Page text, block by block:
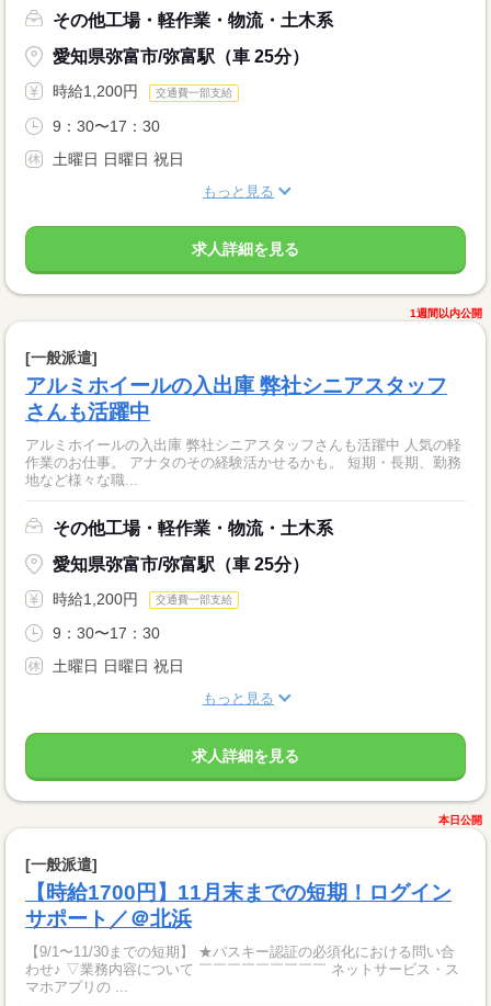
その他工場・軽作業・物流・土木系
愛知県弥富市/弥富駅（車 25分）
時給1,200円 交通費一部支給
9：30〜17：30
土曜日 日曜日 祝日
もっと見る
求人詳細を見る
1週間以内公開
[一般派遣]
アルミホイールの入出庫 弊社シニアスタッフ
さんも活躍中
アルミホイールの入出庫 弊社シニアスタッフさんも活躍中 人気の軽
作業のお仕事。 アナタのその経験活かせるかも。 短期・長期、勤務
地など様々な職...
その他工場・軽作業・物流・土木系
愛知県弥富市/弥富駅（車 25分）
時給1,200円 交通費一部支給
9：30〜17：30
土曜日 日曜日 祝日
もっと見る
求人詳細を見る
本日公開
[一般派遣]
【時給1700円】11月末までの短期！ログイン
サポート／＠北浜
【9/1〜11/30までの短期】 ★パスキー認証の必須化における問い合
わせ♪ ▽業務内容について ￣￣￣￣￣￣￣￣￣ ネットサービス・ス
マホアプリの ...